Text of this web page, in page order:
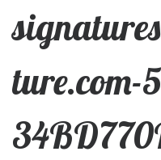
ture.com-